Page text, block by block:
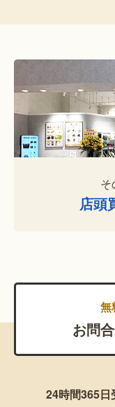
そ
店頭
無
お問
24時間365日